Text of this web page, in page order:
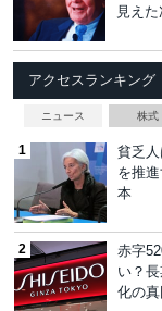
見え
アクセスランキング
ニュース 株式
貧乏人
を推
本
赤字
い？
化の